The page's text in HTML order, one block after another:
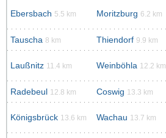
Ebersbach 5.5 km Moritzburg 6.2 km
Tauscha 8 km Thiendorf 9.9 km
Laußnitz 11.4 km Weinböhla 12.2 km
Radebeul 12.8 km Coswig 13.3 km
Königsbrück 13.6 km Wachau 13.7 km